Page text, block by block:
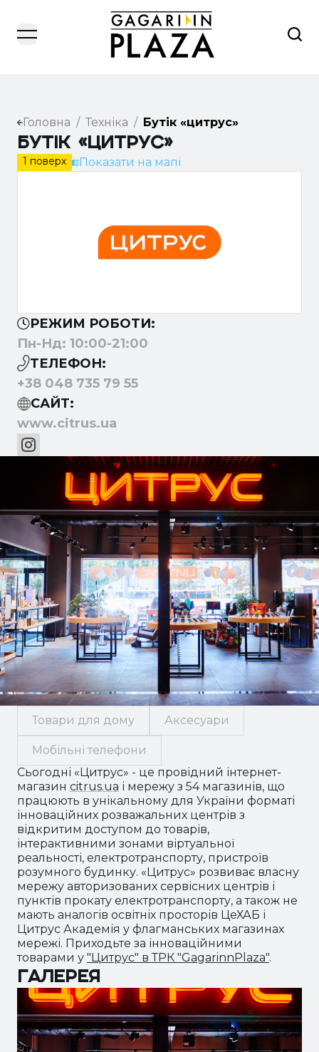
open navigation menu
Головна / Техніка / Бутік «цитрус»
Бутік «Цитрус»
1 поверх Показати на мапі
РЕЖИМ РОБОТИ:
Пн-Нд: 10:00-21:00
ТЕЛЕФОН:
+38 048 735 79 55
САЙТ:
www.citrus.ua
Товари для дому Аксесуари
Мобільні телефони
Сьогодні «Цитрус» - це провідний інтернет-
магазин citrus.ua і мережу з 54 магазинів, що
працюють в унікальному для України форматі
інноваційних розважальних центрів з
відкритим доступом до товарів,
інтерактивними зонами віртуальної
реальності, електротранспорту, пристроїв
розумного будинку. «Цитрус» розвиває власну
мережу авторизованих сервісних центрів і
пунктів прокату електротранспорту, а також не
мають аналогів освітніх просторів ЦеХАБ і
Цитрус Академія у флагманських магазинах
мережі. Приходьте за інноваційними
товарами у "Цитрус" в ТРК "GagarinnPlaza".
ГАЛЕРЕЯ